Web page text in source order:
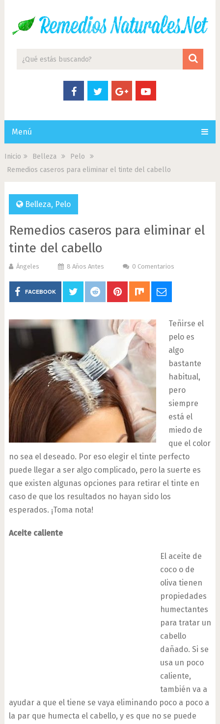
Menú
Inicio Belleza
Pelo
Remedios caseros para eliminar el tinte del cabello
Belleza, Pelo
Remedios caseros para eliminar el
tinte del cabello
Ángeles 8 Años Antes 0 Comentarios
FACEBOOK
Teñirse el
pelo es
algo
bastante
habitual,
pero
siempre
está el
miedo de
que el color
no sea el deseado. Por eso elegir el tinte perfecto
puede llegar a ser algo complicado, pero la suerte es
que existen algunas opciones para retirar el tinte en
caso de que los resultados no hayan sido los
esperados. ¡Toma nota!
Aceite caliente
El aceite de
coco o de
oliva tienen
propiedades
humectantes
para tratar un
cabello
dañado. Si se
usa un poco
caliente,
también va a
ayudar a que el tiene se vaya eliminando poco a poco a
la par que humecta el cabello, y es que no se puede